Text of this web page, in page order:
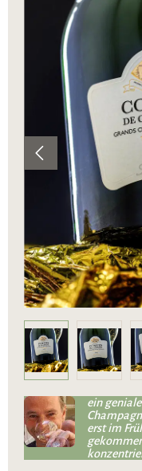
Bildergalerie
ein
erst im